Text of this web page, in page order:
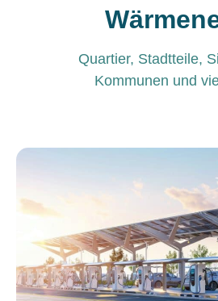
Quartier, Stadtteile,
Kommunen und